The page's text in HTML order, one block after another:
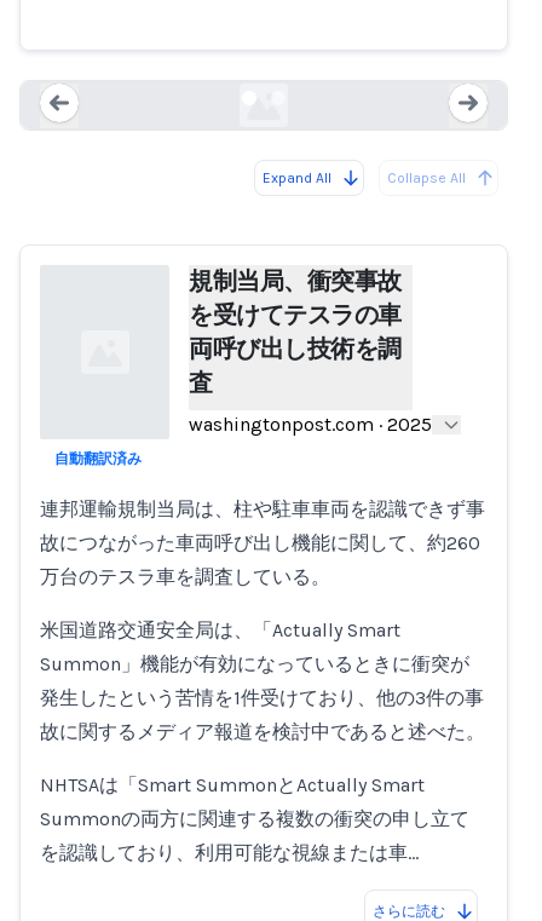
Expand All Collapse All
規制当局、衝突事故
を受けてテスラの車
両呼び出し技術を調
査
washingtonpost.com · 2025
自動翻訳済み
連邦運輸規制当局は、柱や駐車車両を認識できず事
故につながった車両呼び出し機能に関して、約260
万台のテスラ車を調査している。
米国道路交通安全局は、「Actually Smart
Summon」機能が有効になっているときに衝突が
発生したという苦情を1件受けており、他の3件の事
故に関するメディア報道を検討中であると述べた。
NHTSAは「Smart SummonとActually Smart
Summonの両方に関連する複数の衝突の申し立て
を認識しており、利用可能な視線または車…
さらに読む